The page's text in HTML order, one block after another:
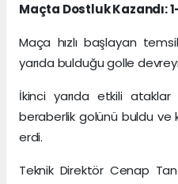
Maçta Dostluk Kazandı:
Maça hızlı başlayan
yarıda bulduğu golle
İkinci yarıda etkili ataklar
beraberlik golünü buldu ve
erdi.
Teknik Direktör Cenap